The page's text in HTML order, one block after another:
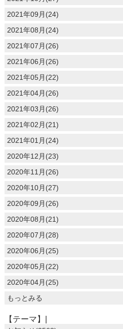
2021年09月(24)
2021年08月(24)
2021年07月(26)
2021年06月(26)
2021年05月(22)
2021年04月(26)
2021年03月(26)
2021年02月(21)
2021年01月(24)
2020年12月(23)
2020年11月(26)
2020年10月(27)
2020年09月(26)
2020年08月(21)
2020年07月(28)
2020年06月(25)
2020年05月(22)
2020年04月(25)
もっとみる
【テーマ】|